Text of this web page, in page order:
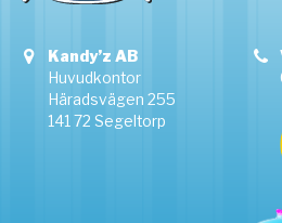
Kandyz AB
Huvudkontor
Häradsvägen 255
141 72 Segeltorp